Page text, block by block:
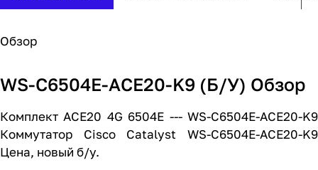
Обзор
WS-C6504E-ACE20-K9 (Б/У) Обзор
Комплект ACE20 4G 6504E --- WS-C6504E-ACE20-K9
Коммутатор Cisco Catalyst WS-C6504E-ACE20-K9
Цена, новый б/у.